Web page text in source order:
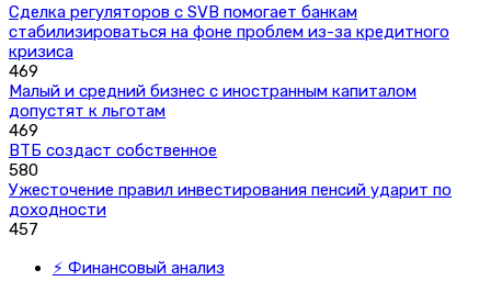
Сделка регуляторов с SVB помогает банкам
стабилизироваться на фоне проблем из-за кредитного
кризиса
469
Малый и средний бизнес с иностранным капиталом
допустят к льготам
469
ВТБ создаст собственное
580
Ужесточение правил инвестирования пенсий ударит по
доходности
457
⚡ Финансовый анализ